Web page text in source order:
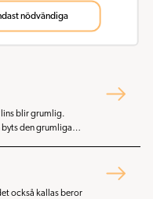
lins blir grumlig.
den grumliga
också kallas beror
nödvändiga